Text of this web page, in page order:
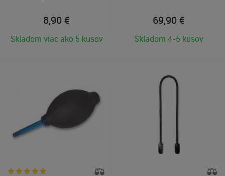
8,90 €
Skladom viac ako 5 kusov
69,90 €
Skladom 4-5 kusov